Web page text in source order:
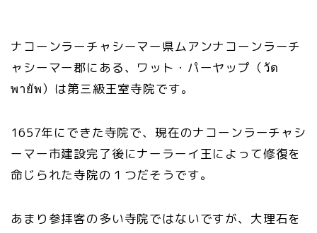
ナコーンラーチャシーマー県ムアンナコーンラーチ
ャシーマー郡にある、ワット・パーヤップ（วัด
พายัพ）は第三級王室寺院です。
1657年にできた寺院で、現在のナコーンラーチャシ
ーマー市建設完了後にナーラーイ王によって修復を
命じられた寺院の１つだそうです。
あまり参拝客の多い寺院ではないですが、大理石を